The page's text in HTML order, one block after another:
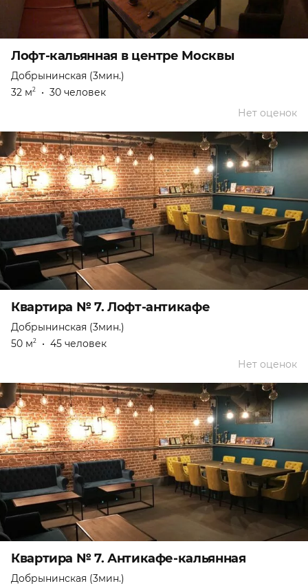
Лофт-кальянная в центре Москвы
Добрынинская (3мин.)
32 м2 • 30 человек
Нет оценок
Квартира № 7. Лофт-антикафе
Добрынинская (3мин.)
50 м2 • 45 человек
Нет оценок
Квартира № 7. Антикафе-кальянная
Добрынинская (3мин.)